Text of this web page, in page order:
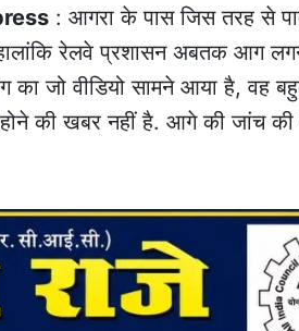
: आगरा के पास जिस तरह से
रेलवे प्रशासन अबतक आग
का जो वीडियो सामने आया है, वह
की खबर नहीं है. आगे की जांच की